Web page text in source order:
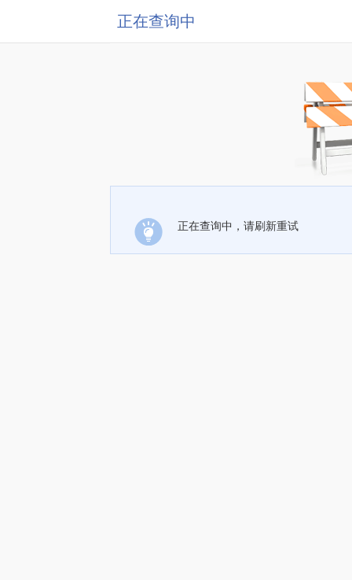
正在查询中
正在查询中，请刷新重试